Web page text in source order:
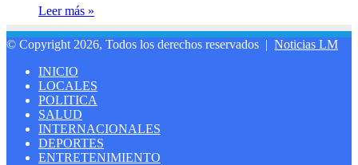
Leer más »
© Copyright 2026, Todos los derechos reservados | Noticias LM
INICIO
LOCALES
POLITICA
SALUD
INTERNACIONALES
DEPORTES
ENTRETENIMIENTO